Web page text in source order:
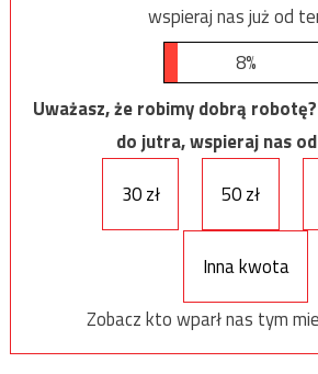
wspieraj nas już od
8%
Uważasz, że robimy dobrą
do jutra, wspieraj nas
30 zł
50 zł
Inna kwota
Zobacz kto wparł nas tym